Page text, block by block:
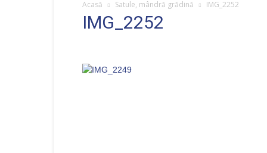
Acasă Satule, mândră grădină IMG_2252
IMG_2252